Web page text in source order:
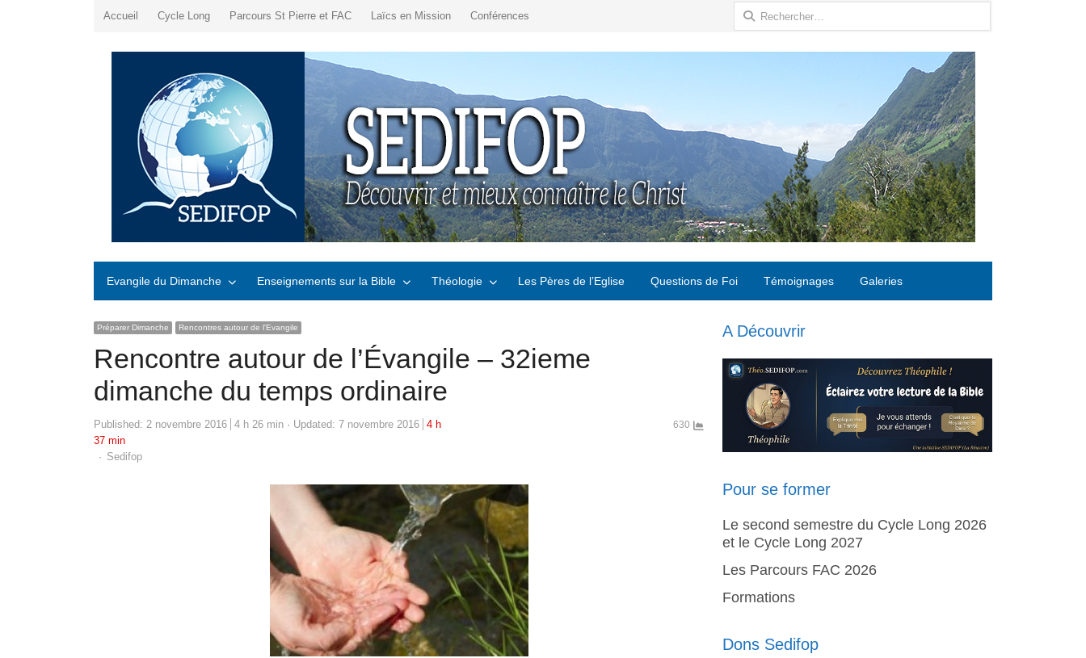
Accueil Cycle Long Parcours St Pierre et FAC Laïcs en Mission Conférences Rechercher :
Evangile du Dimanche Enseignements sur la Bible Théologie Les Pères de l’Eglise Questions de Foi Témoignages Galeries
Préparer Dimanche Rencontres autour de l'Evangile
Rencontre autour de l’Évangile – 32ieme
dimanche du temps ordinaire
Published: 2 novembre 2016 4 h 26 min Updated: 7 novembre 2016 4 h
37 min
Author
Sedifop
630
A Découvrir
Pour se former
Le second semestre du Cycle Long 2026
et le Cycle Long 2027
Les Parcours FAC 2026
Formations
Dons Sedifop